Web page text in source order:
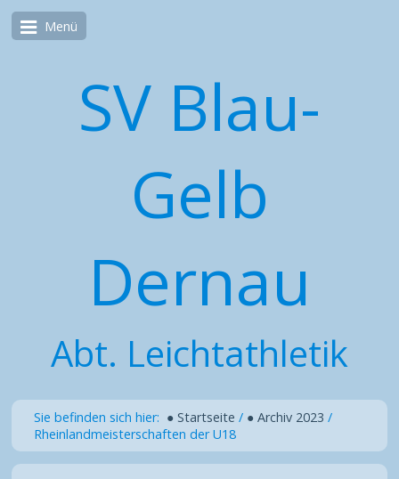
Menü
SV Blau-
Gelb
Dernau
Abt. Leichtathletik
Sie befinden sich hier: ● Startseite / ● Archiv 2023 /
Rheinlandmeisterschaften der U18